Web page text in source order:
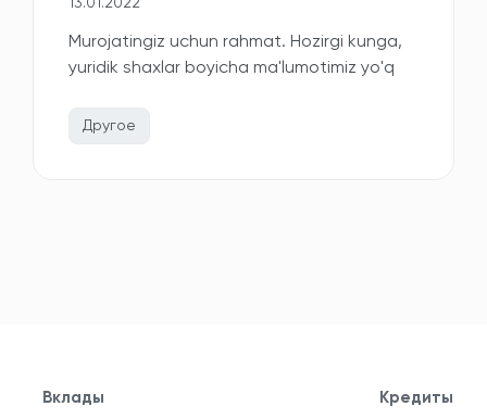
13.01.2022
Murojatingiz uchun rahmat. Hozirgi kunga,
yuridik shaxlar boyicha ma'lumotimiz yo'q
Другое
Вклады Кредиты